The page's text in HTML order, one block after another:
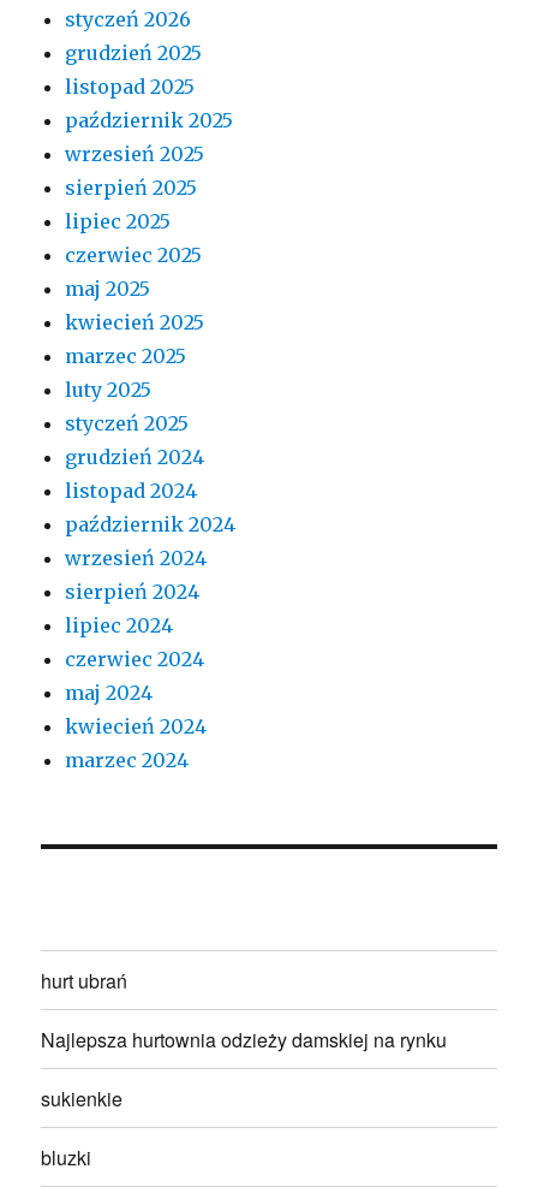
styczeń 2026
grudzień 2025
listopad 2025
październik 2025
wrzesień 2025
sierpień 2025
lipiec 2025
czerwiec 2025
maj 2025
kwiecień 2025
marzec 2025
luty 2025
styczeń 2025
grudzień 2024
listopad 2024
październik 2024
wrzesień 2024
sierpień 2024
lipiec 2024
czerwiec 2024
maj 2024
kwiecień 2024
marzec 2024
hurt ubrań
Najlepsza hurtownia odzieży damskiej na rynku
sukienkie
bluzki